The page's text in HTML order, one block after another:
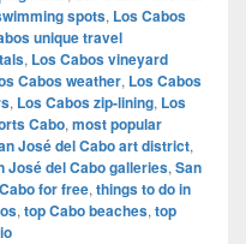
spots, Los Cabos
unique travel
, Los Cabos vineyard
Cabos weather, Los Cabos
, Los Cabos zip-lining, Los
Cabo, most popular
José del Cabo art district,
José del Cabo galleries, San
for free, things to do in
, top Cabo beaches, top